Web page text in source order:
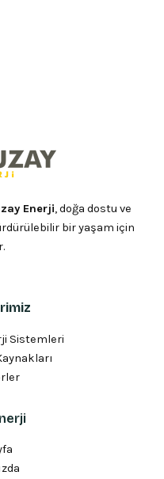
Enerji, doğa dostu ve
bir yaşam için
Sistemleri